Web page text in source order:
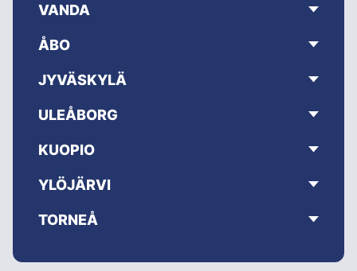
VANDA
ÅBO
JYVÄSKYLÄ
ULEÅBORG
KUOPIO
YLÖJÄRVI
TORNEÅ